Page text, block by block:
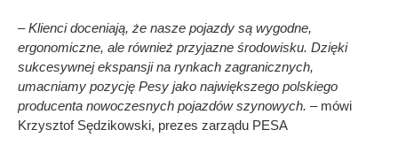
– Klienci doceniają, że nasze pojazdy są wygodne,
ergonomiczne, ale również przyjazne środowisku. Dzięki
sukcesywnej ekspansji na rynkach zagranicznych,
umacniamy pozycję Pesy jako największego polskiego
producenta nowoczesnych pojazdów szynowych. – mówi
Krzysztof Sędzikowski, prezes zarządu PESA